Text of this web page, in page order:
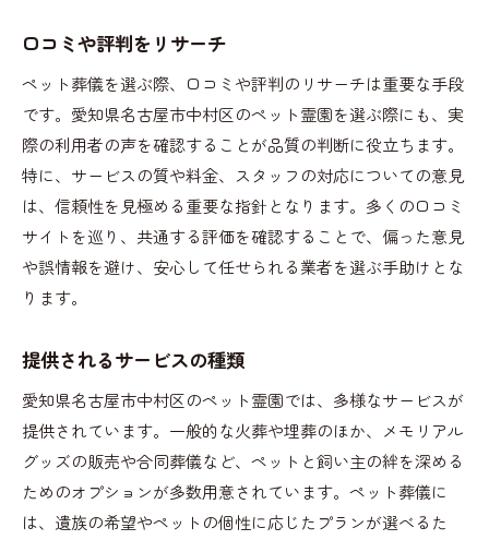
口コミや評判をリサーチ
ペット葬儀を選ぶ際、口コミや評判のリサーチは重要な手段
です。愛知県名古屋市中村区のペット霊園を選ぶ際にも、実
際の利用者の声を確認することが品質の判断に役立ちます。
特に、サービスの質や料金、スタッフの対応についての意見
は、信頼性を見極める重要な指針となります。多くの口コミ
サイトを巡り、共通する評価を確認することで、偏った意見
や誤情報を避け、安心して任せられる業者を選ぶ手助けとな
ります。
提供されるサービスの種類
愛知県名古屋市中村区のペット霊園では、多様なサービスが
提供されています。一般的な火葬や埋葬のほか、メモリアル
グッズの販売や合同葬儀など、ペットと飼い主の絆を深める
ためのオプションが多数用意されています。ペット葬儀に
は、遺族の希望やペットの個性に応じたプランが選べるた